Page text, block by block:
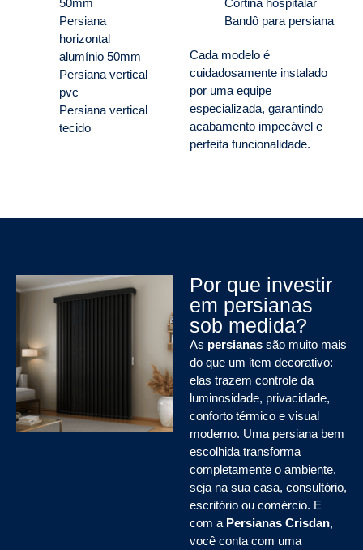
50mm
Persiana
horizontal
alumínio 50mm
Persiana vertical
pvc
Persiana vertical
tecido
Cortina hospitalar
Bandô para persiana
Cada modelo é
cuidadosamente instalado
por uma equipe
especializada, garantindo
acabamento impecável e
perfeita funcionalidade.
Por que investir
em persianas
sob medida?
As persianas são muito mais
do que um item decorativo:
elas trazem controle da
luminosidade, privacidade,
conforto térmico e visual
moderno. Uma persiana bem
escolhida transforma
completamente o ambiente,
seja na sua casa, consultório,
escritório ou comércio. E
com a Persianas Crisdan,
você conta com uma